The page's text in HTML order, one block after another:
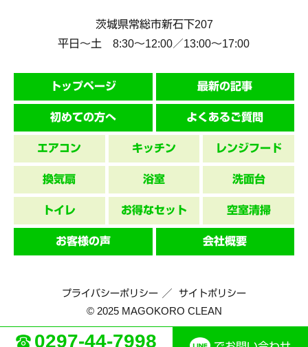
0297-44-7998
茨城県常総市新石下207
平日～土 8:30〜12:00／13:00〜17:00
トップページ 最新の記事
初めての方へ よくあるご質問
エアコン キッチン レンジフード
換気扇 浴室 洗面台
トイレ お得なセット 空室清掃
お客様の声 会社概要
プライバシーポリシー サイトポリシー
© 2025 MAGOKORO CLEAN